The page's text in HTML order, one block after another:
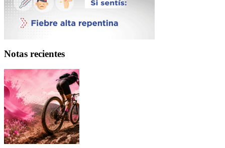
Notas recientes